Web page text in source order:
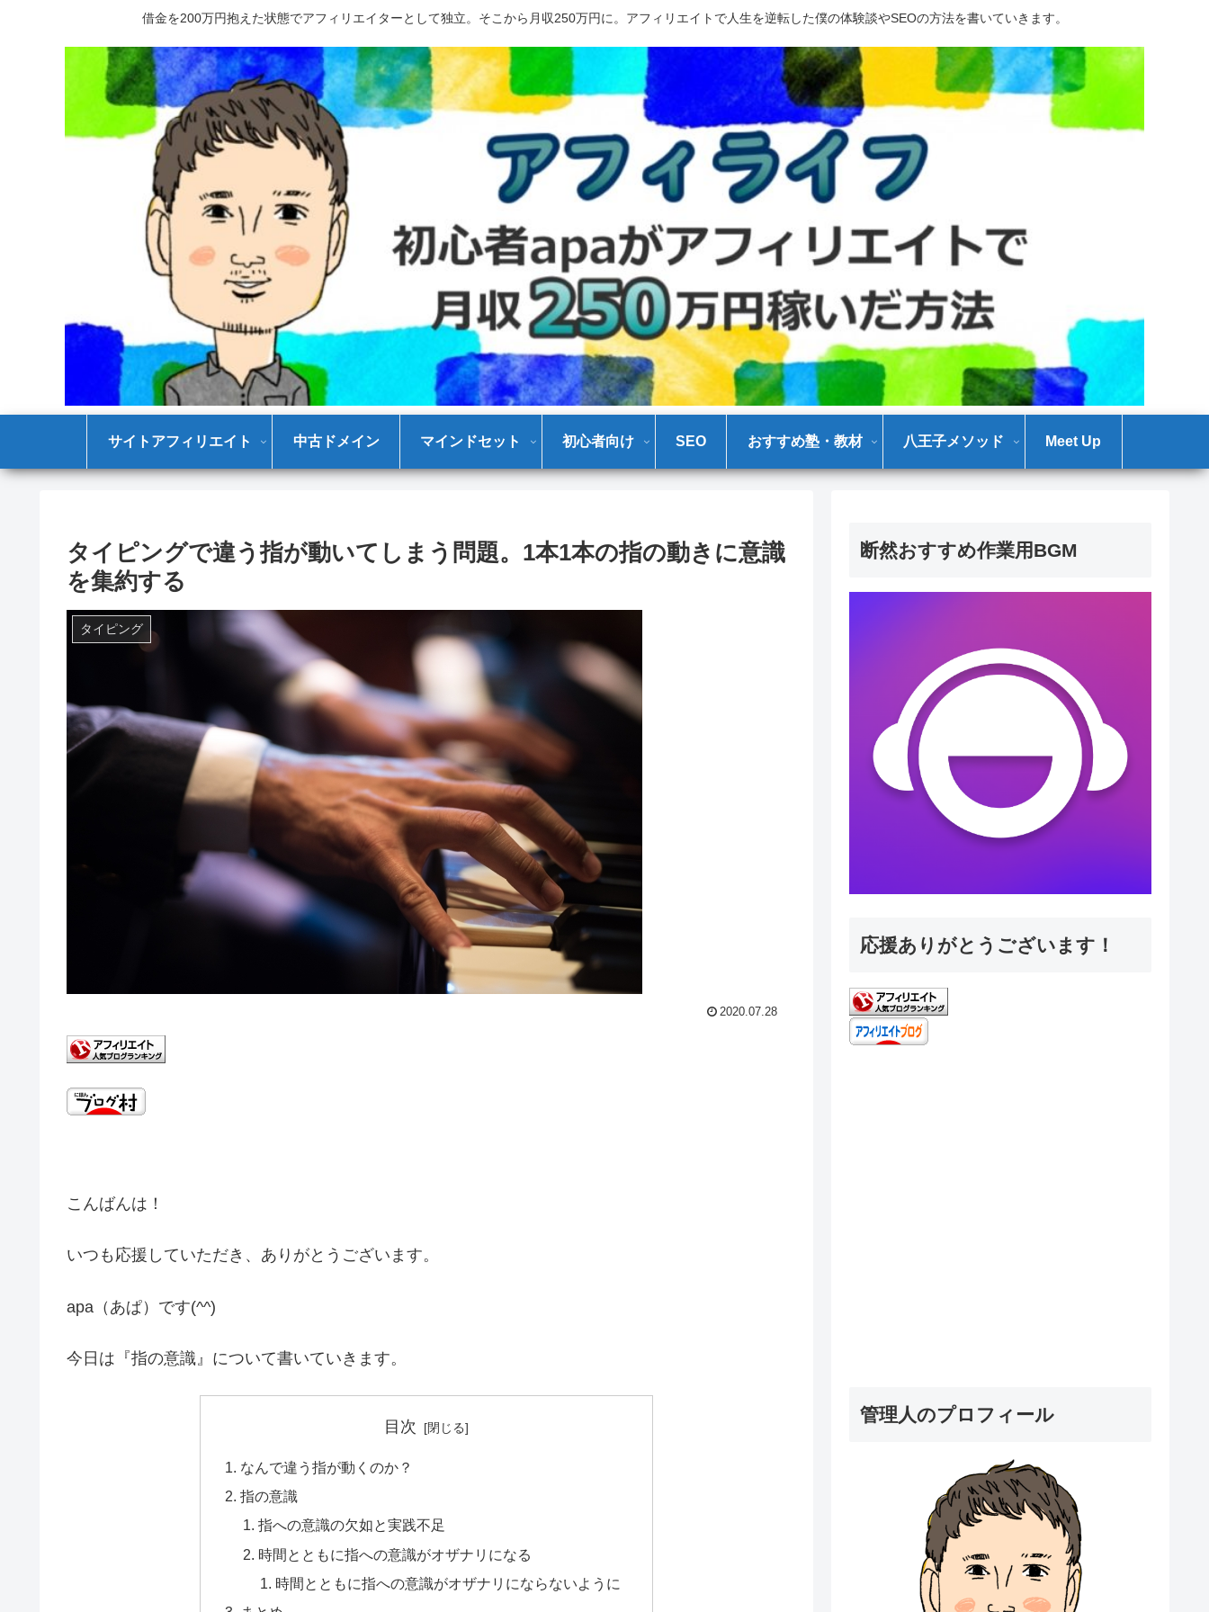
借金を200万円抱えた状態でアフィリエイターとして独立。そこから月収250万円に。アフィリエイトで人生を逆転した僕の体験談やSEOの方法を書いていきます。
サイトアフィリエイト 中古ドメイン マインドセット 初心者向け SEO おすすめ塾・教材 八王子メソッド Meet Up
タイピングで違う指が動いてしまう問題。1本1本の指の動きに意識
を集約する
タイピング
2020.07.28
こんばんは！
いつも応援していただき、ありがとうございます。
apa（あぱ）です(^^)
今日は『指の意識』について書いていきます。
目次
なんで違う指が動くのか？
指の意識
指への意識の欠如と実践不足
時間とともに指への意識がオザナリになる
時間とともに指への意識がオザナリにならないように
断然おすすめ作業用BGM
応援ありがとうございます！
管理人のプロフィール